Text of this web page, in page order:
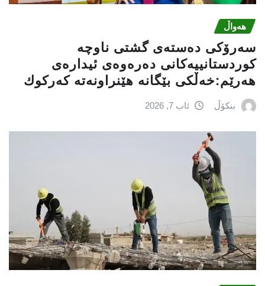
هەواڵ
سه‌رۆكی دەستەی گشتی ناوچە
كوردستانییەكانی دەرەوەی ئیدارەی
هەرێم:خه‌ڵكی بێگانه‌ هێنراونه‌ته‌ كه‌ركوك
بنکۆڵ ئاب 7, 2026